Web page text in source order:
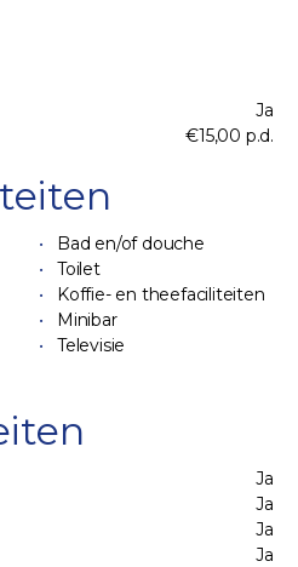
Ja
€15,00 p.d.
Bad en/of douche
Toilet
Koffie- en theefaciliteiten
Minibar
Televisie
Ja
Ja
Ja
Ja